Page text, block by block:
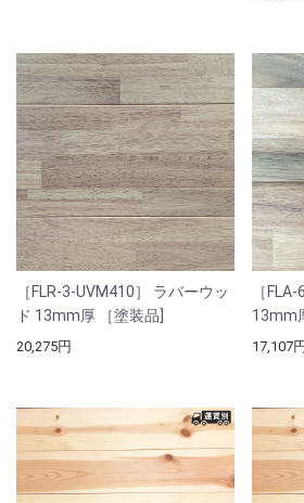
［FLR-3-UVM410］ ラバーウッ
ド 13mm厚 ［塗装品]
20,275円
［
13mm
17,107円